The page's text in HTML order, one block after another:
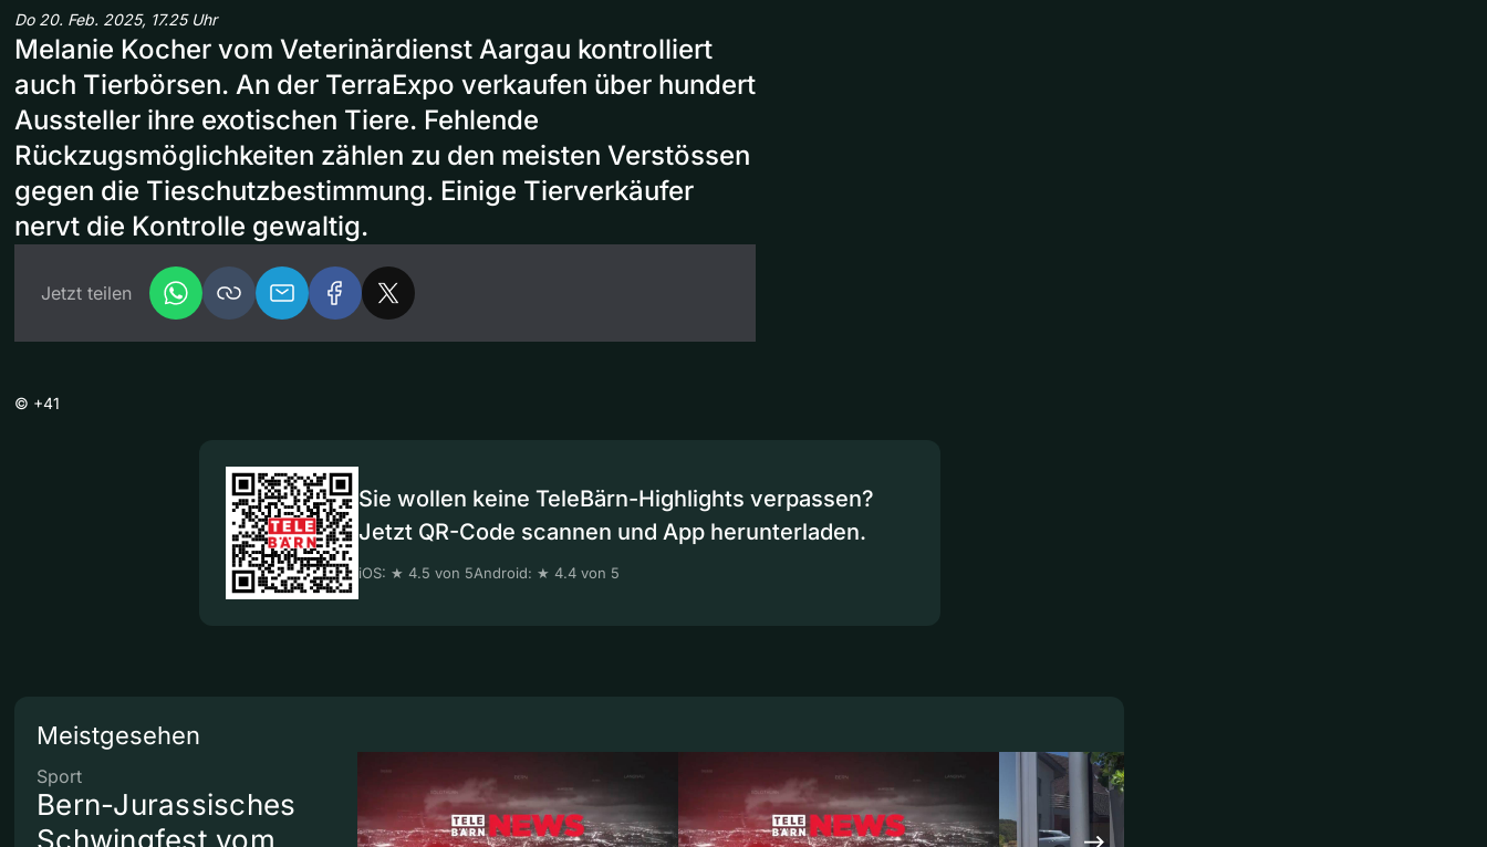
Do 20. Feb. 2025, 17.25 Uhr
Melanie Kocher vom Veterinärdienst Aargau kontrolliert
auch Tierbörsen. An der TerraExpo verkaufen über hundert
Aussteller ihre exotischen Tiere. Fehlende
Rückzugsmöglichkeiten zählen zu den meisten Verstössen
gegen die Tieschutzbestimmung. Einige Tierverkäufer
nervt die Kontrolle gewaltig.
Jetzt teilen
© +41
Sie wollen keine TeleBärn-Highlights verpassen?
Jetzt QR-Code scannen und App herunterladen.
iOS: ★ 4.5 von 5Android: ★ 4.4 von 5
Meistgesehen
Sport
Bern-Jurassisches
Schwingfest vom